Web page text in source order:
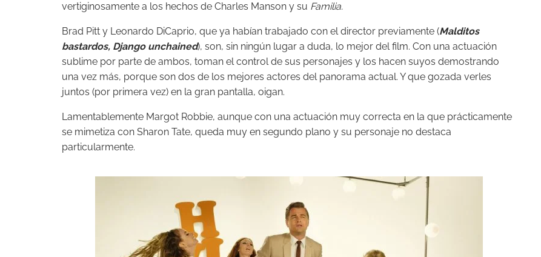
vertiginosamente a los hechos de Charles Manson y su Familia.
Brad Pitt y Leonardo DiCaprio, que ya habían trabajado con el director previamente (Malditos
bastardos, Django unchained), son, sin ningún lugar a duda, lo mejor del film. Con una actuación
sublime por parte de ambos, toman el control de sus personajes y los hacen suyos demostrando
una vez más, porque son dos de los mejores actores del panorama actual. Y que gozada verles
juntos (por primera vez) en la gran pantalla, oigan.
Lamentablemente Margot Robbie, aunque con una actuación muy correcta en la que prácticamente
se mimetiza con Sharon Tate, queda muy en segundo plano y su personaje no destaca
particularmente.